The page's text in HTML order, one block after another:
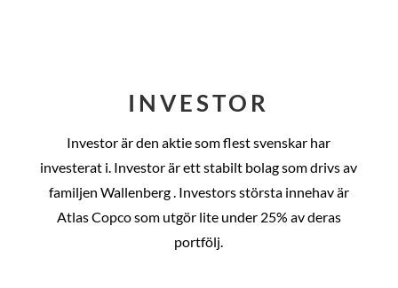
INVESTOR
Investor är den aktie som flest svenskar har
investerat i. Investor är ett stabilt bolag som drivs av
familjen Wallenberg . Investors största innehav är
Atlas Copco som utgör lite under 25% av deras
portfölj.